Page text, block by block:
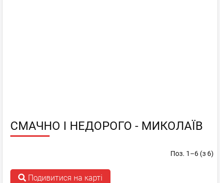
СМАЧНО І НЕДОРОГО - МИКОЛАЇВ
Поз. 1–6 (з 6)
Подивитися на карті